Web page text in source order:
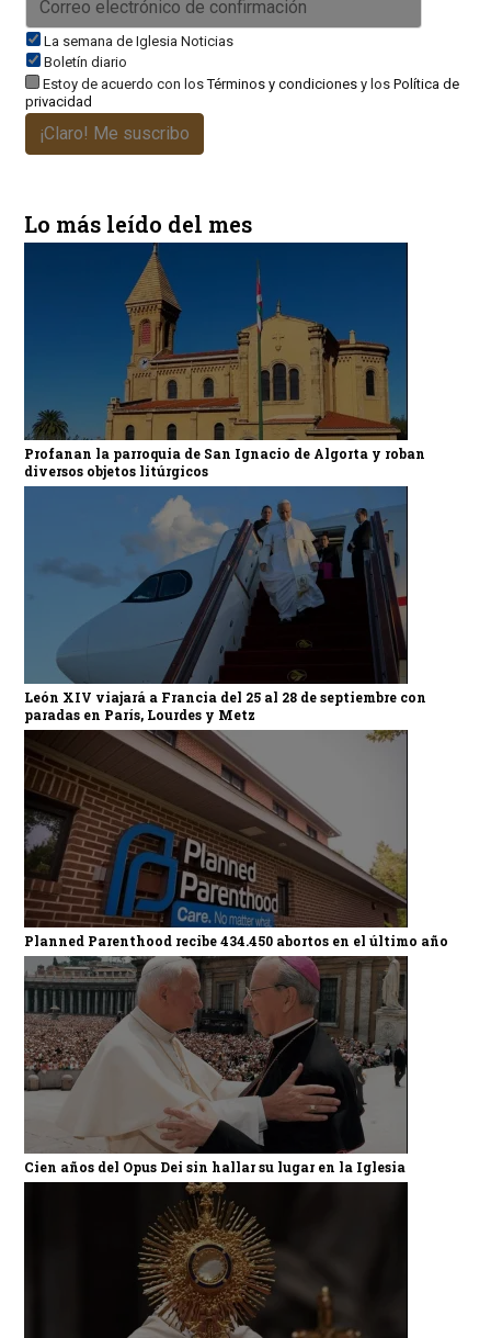
La semana de Iglesia Noticias
Boletín diario
Estoy de acuerdo con losTérminos y condicionesy los Política de
privacidad
¡Claro! Me suscribo
Lo más leído del mes
Profanan la parroquia de San Ignacio de Algorta y roban
diversos objetos litúrgicos
León XIV viajará a Francia del 25 al 28 de septiembre con
paradas en París, Lourdes y Metz
Planned Parenthood recibe 434.450 abortos en el último año
Cien años del Opus Dei sin hallar su lugar en la Iglesia